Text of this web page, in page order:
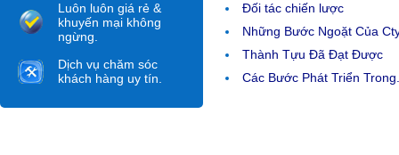
Luôn luôn giá rẻ &
khuyến mại không
ngừng.
Dịch vụ chăm sóc
khách hàng uy tín.
Đối tác chiến lược
Những Bước Ngoặt Của
Thành Tựu Đã Đạt Được
Các Bước Phát Triển